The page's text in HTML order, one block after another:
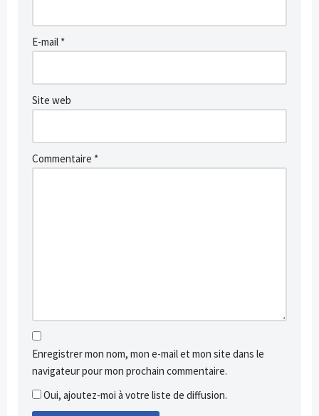
E-mail *
Site web
Commentaire *
Enregistrer mon nom, mon e-mail et mon site dans le
navigateur pour mon prochain commentaire.
Oui, ajoutez-moi à votre liste de diffusion.